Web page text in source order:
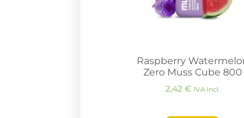
Raspberry
Zero Muss Cube 800
2,42 € IVA incl.